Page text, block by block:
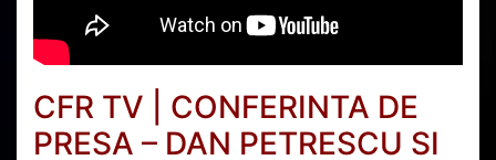
CFR TV | CONFERINTA DE
PRESA – DAN PETRESCU SI